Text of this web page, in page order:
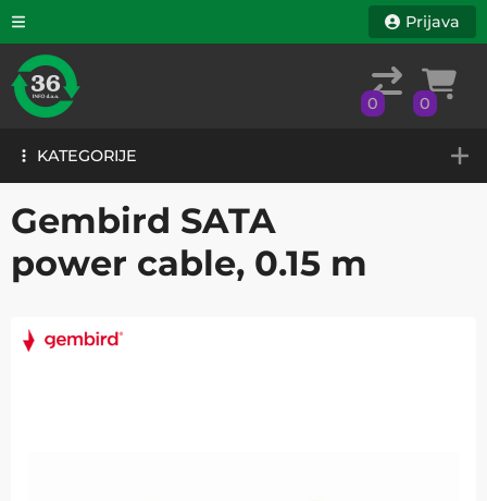
KATEGORIJE
Prijava
0 0
KATEGORIJE
Gembird SATA
power cable, 0.15 m